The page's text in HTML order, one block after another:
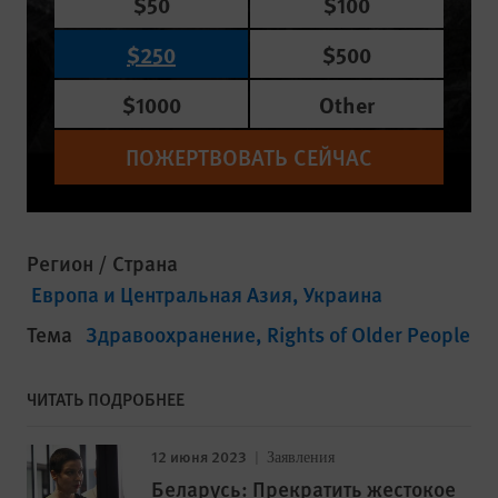
$250
$500
$1000
Other
ПОЖЕРТВОВАТЬ СЕЙЧАС
Регион / Страна
Европа и Центральная Азия Украина
Тема Здравоохранение Rights of Older People
ЧИТАТЬ ПОДРОБНЕЕ
12 июня 2023 Заявления
Беларусь: Прекратить жестокое